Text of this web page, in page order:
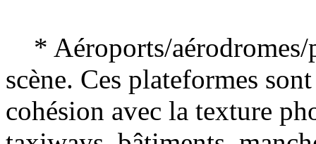
* Aéroports/aérodromes/
scène. Ces plateformes
cohésion avec la texture